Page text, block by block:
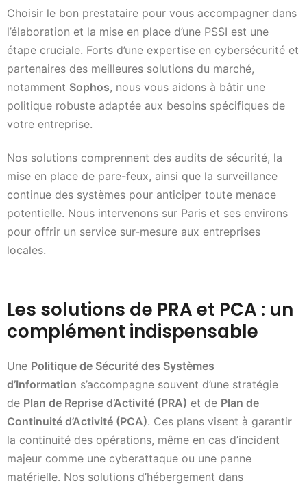
Choisir le bon prestataire pour vous accompagner dans
l’élaboration et la mise en place d’une PSSI est une
étape cruciale. Forts d’une expertise en cybersécurité et
partenaires des meilleures solutions du marché,
notamment Sophos, nous vous aidons à bâtir une
politique robuste adaptée aux besoins spécifiques de
votre entreprise.
Nos solutions comprennent des audits de sécurité, la
mise en place de pare-feux, ainsi que la surveillance
continue des systèmes pour anticiper toute menace
potentielle. Nous intervenons sur Paris et ses environs
pour offrir un service sur-mesure aux entreprises
locales.
Les solutions de PRA et PCA : un
complément indispensable
Une Politique de Sécurité des Systèmes
d’Information s’accompagne souvent d’une stratégie
de Plan de Reprise d’Activité (PRA) et de Plan de
Continuité d’Activité (PCA). Ces plans visent à garantir
la continuité des opérations, même en cas d’incident
majeur comme une cyberattaque ou une panne
matérielle. Nos solutions d’hébergement dans